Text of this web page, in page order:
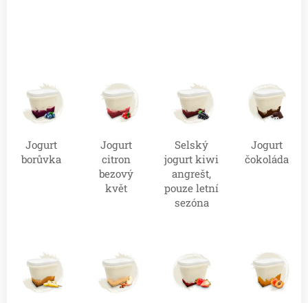
Jogurt
borůvka
Jogurt
citron
bezový
květ
Selský
jogurt kiwi
angrešt,
pouze letní
sezóna
Jogurt
čokoláda